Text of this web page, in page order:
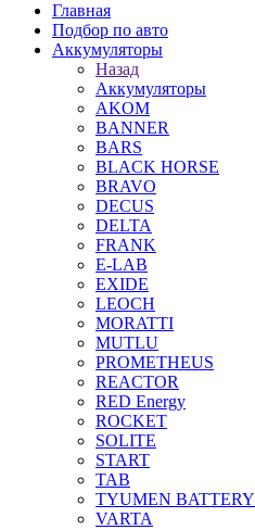
Главная
Подбор по авто
Аккумуляторы
Назад
Аккумуляторы
AKOM
BANNER
BARS
BLACK HORSE
BRAVO
DECUS
DELTA
FRANK
E-LAB
EXIDE
LEOCH
MORATTI
MUTLU
PROMETHEUS
REACTOR
RED Energy
ROCKET
SOLITE
START
TAB
TYUMEN BATTERY
VARTA